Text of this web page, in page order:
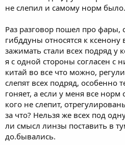
не слепил и самому норм было.
Раз разговор пошел про фары,
гибддуны относятся к ксенону
зажимать стали всех подряд у
я с одной стороны согласен с
китай во все что можно,
слепят всех подряд, особенно
гоняет, а если у меня все норм
кого не слепит,
за что? Нельзя же всех под
ли смысл линзы поставить в
до.бывались.